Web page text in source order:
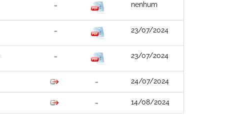
nenhum
23/07/2024
23/07/2024
24/07/2024
14/08/2024